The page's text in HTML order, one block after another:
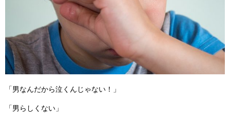
「男なんだから泣くんじゃない！」
「男らしくない」